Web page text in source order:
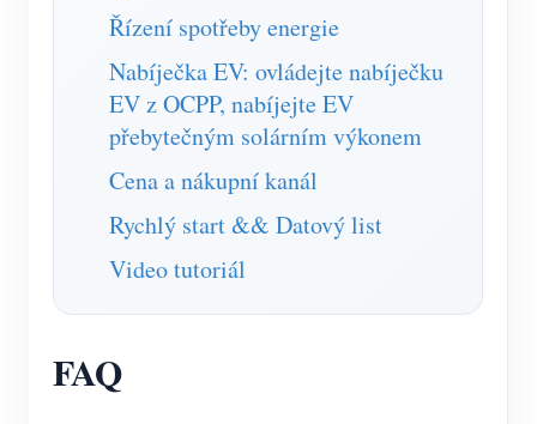
Řízení spotřeby energie
Nabíječka EV: ovládejte nabíječku
EV z OCPP, nabíjejte EV
přebytečným solárním výkonem
Cena a nákupní kanál
Rychlý start && Datový list
Video tutoriál
FAQ